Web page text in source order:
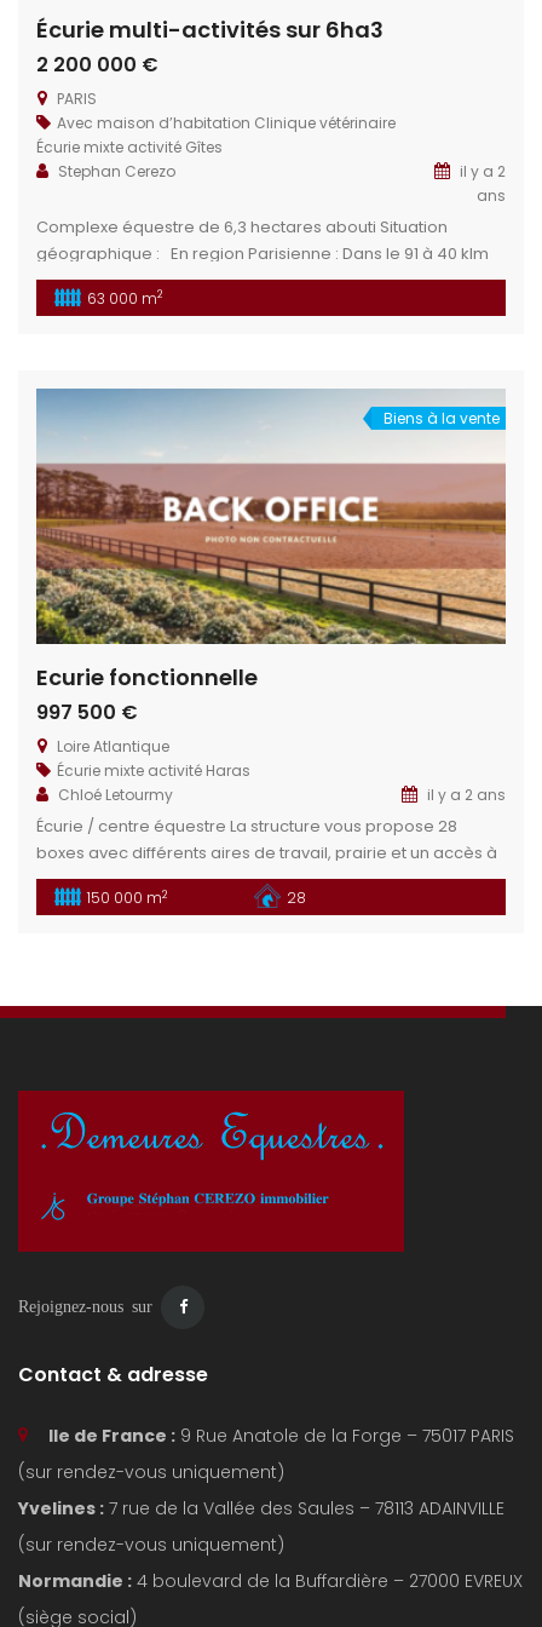
Écurie multi-activités sur 6ha3
2 200 000 €
PARIS
Avec maison d’habitation Clinique vétérinaire
Écurie mixte activité Gîtes
Stephan Cerezo
il y a 2
ans
Complexe équestre de 6,3 hectares abouti Situation
géographique : En region Parisienne : Dans le 91 à 40 klm
au sud de PARIS par voie rapide – ou ligne C du RER Gare à
proximité Logements : Divers logements : 3 studios
63 000 m2
Biens à la vente
Ecurie fonctionnelle
997 500 €
Loire Atlantique
Écurie mixte activité Haras
Chloé Letourmy
il y a 2 ans
Écurie / centre équestre La structure vous propose 28
boxes avec différents aires de travail, prairie et un accès à
des chemins de balade. Cette propriété et ces installations
équestres vous permettrons de réaliser divers projets :
150 000 m2 28
Rejoignez-nous sur
Contact & adresse
Ile de France : 9 Rue Anatole de la Forge – 75017 PARIS
(sur rendez-vous uniquement)
Yvelines : 7 rue de la Vallée des Saules – 78113 ADAINVILLE
(sur rendez-vous uniquement)
Normandie : 4 boulevard de la Buffardière – 27000 EVREUX
(siège social)